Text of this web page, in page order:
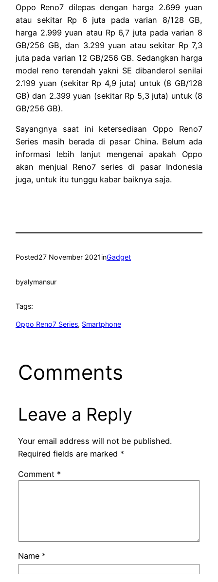
Oppo Reno7 dilepas dengan harga 2.699 yuan
atau sekitar Rp 6 juta pada varian 8/128 GB,
harga 2.999 yuan atau Rp 6,7 juta pada varian 8
GB/256 GB, dan 3.299 yuan atau sekitar Rp 7,3
juta pada varian 12 GB/256 GB. Sedangkan harga
model reno terendah yakni SE dibanderol senilai
2.199 yuan (sekitar Rp 4,9 juta) untuk (8 GB/128
GB) dan 2.399 yuan (sekitar Rp 5,3 juta) untuk (8
GB/256 GB).
Sayangnya saat ini ketersediaan Oppo Reno7
Series masih berada di pasar China. Belum ada
informasi lebih lanjut mengenai apakah Oppo
akan menjual Reno7 series di pasar Indonesia
juga, untuk itu tunggu kabar baiknya saja.
Posted27 November 2021inGadget
byalymansur
Tags:
Oppo Reno7 Series, Smartphone
Comments
Leave a Reply
Your email address will not be published.
Required fields are marked *
Comment *
Name *